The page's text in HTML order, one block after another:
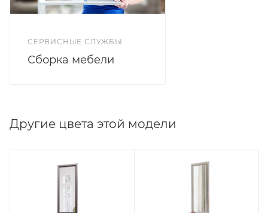
СЕРВИСНЫЕ СЛУЖБЫ
Сборка мебели
Другие цвета этой модели